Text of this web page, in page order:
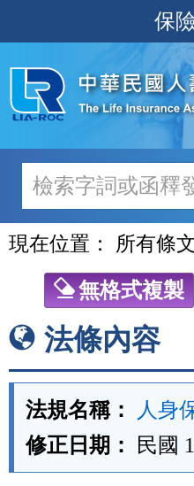
至
主
內
容
保
現在位置： 所有條
無格式複製
法條內容
法規名稱：
人身
修正日期：
民國